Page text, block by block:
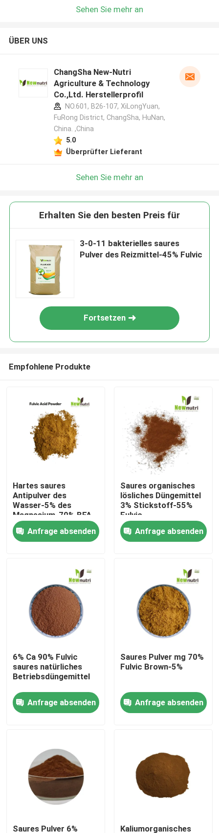
Kontakte
Saures organisches Humindüngemittel
Aminosäure-organisches Düngemittel
Kalium-Humate-Düngemittel
Meerespflanzen-Auszug-Pulver-Düngemittel
Saures Pulver Fulvic
Sehen Sie mehr an
ÜBER UNS
ChangSha New-Nutri
Agriculture & Technology
Co.,Ltd. Herstellerprofil
NO.601, B26-107, XiLongYuan,
FuRong District, ChangSha, HuNan,
China. ,China
5.0
Überprüfter Lieferant
Sehen Sie mehr an
Erhalten Sie den besten Preis für
3-0-11 bakterielles saures
Pulver des Reizmittel-45% Fulvic
Fortsetzen
Empfohlene Produkte
Hartes saures
Antipulver des
Wasser-5% des
Magnesium-70% BFA
Fulvic
Anfrage absenden
Saures organisches
lösliches Düngemittel
3% Stickstoff-55%
Fulvic
Anfrage absenden
6% Ca 90% Fulvic
saures natürliches
Betriebsdüngemittel
Anfrage absenden
Saures Pulver mg 70%
Fulvic Brown-5%
Anfrage absenden
Saures Pulver 6% Kaliumorganisches